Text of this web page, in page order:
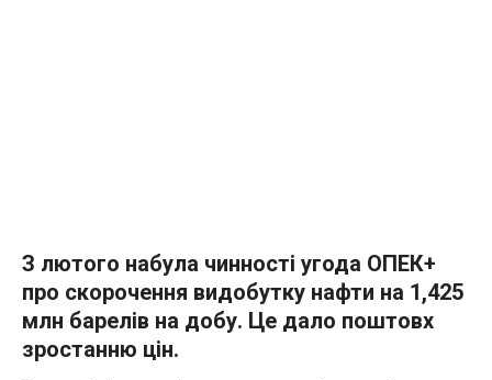
З лютого набула чинності угода ОПЕК+
про скорочення видобутку нафти на 1,425
млн барелів на добу. Це дало поштовх
зростанню цін.